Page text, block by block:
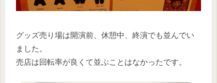
グッズ売り場は開演前、休憩中、終演でも並んでい
ました。
売店は回転率が良くて並ぶことはなかったです。